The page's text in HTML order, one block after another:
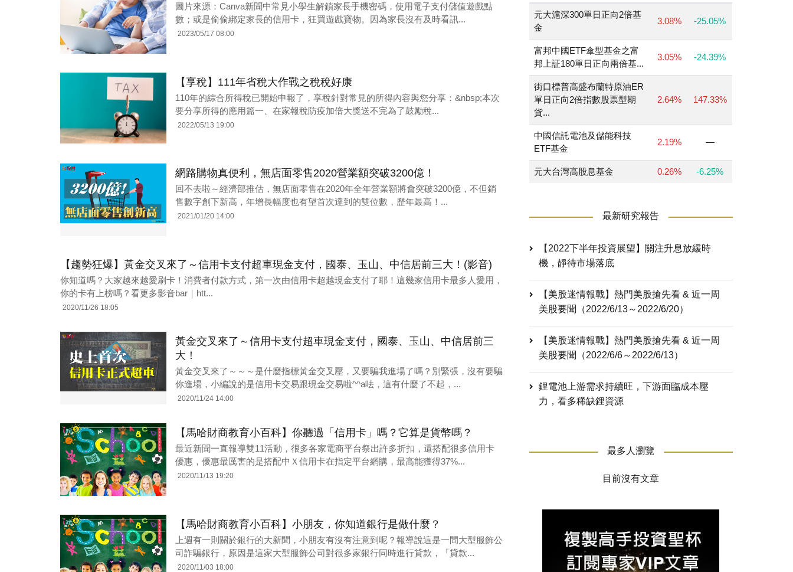
圖片來源：Canva新聞中常見小學生解鎖家長手機密碼，使用電子支付儲值遊戲點
數；或是偷偷綁定家長的信用卡，狂買遊戲寶物。因為家長沒有及時看訊...
2023/05/17 08:00
【享稅】111年省稅大作戰之稅稅好康
110年的綜合所得稅已開始申報了，享稅針對常見的所得內容與您分享：&nbsp;本次
要分享所得的應用篇一、在家報稅防疫加倍大獎送不完為了鼓勵稅...
2022/05/13 19:00
網路購物真便利，無店面零售2020營業額突破3200億！
回不去啦～經濟部推估，無店面零售在2020年全年營業額將會突破3200億，不但銷
售數字創下新高，年增長幅度也有望首次達到的雙位數，歷年最高！...
2021/01/20 14:00
【趨勢狂爆】黃金交叉來了～信用卡支付超車現金支付，國泰、玉山、中信居前三大！(影音)
你知道嗎？大家越來越愛刷卡！消費者付款方式，第一次由信用卡超越現金支付了耶！這幾家信用卡最多人愛用，
你的卡有上榜嗎？看更多影音bar｜htt...
2020/11/26 18:05
黃金交叉來了～信用卡支付超車現金支付，國泰、玉山、中信居前三
大！
黃金交叉來了～～～是什麼指標黃金交叉壓，又要騙我進場了嗎？別緊張，沒有要騙
你進場，小編說的是信用卡交易跟現金交易啦^^a呿，這有什麼了不起，...
2020/11/24 14:00
【馬哈財商教育小百科】你聽過「信用卡」嗎？它算是貨幣嗎？
最近新聞一直報導雙11活動，很多各家電商平台祭出許多折扣，還搭配很多信用卡
優惠，優惠最厲害的是搭配中Ｘ信用卡在指定平台網購，最高能獲得37%...
2020/11/13 19:20
【馬哈財商教育小百科】小朋友，你知道銀行是做什麼？
上週有一則關於銀行的大新聞，小朋友有沒有注意到呢？報導說這是一間大型服飾公
司詐騙銀行，原因是這家大型服飾公司對很多家銀行同時進行貸款，「貸款...
2020/11/03 18:00
元大滬深300單日正向2倍基
金
3.08% -25.05%
富邦中國ETF傘型基金之富
邦上証180單日正向兩倍基...
3.05% -24.39%
街口標普高盛布蘭特原油ER
單日正向2倍指數股票型期
貨...
2.64% 147.33%
中國信託電池及儲能科技
ETF基金
2.19% —
元大台灣高股息基金 0.26% -6.25%
最新研究報告
【2022下半年投資展望】關注升息放緩時
機，靜待市場落底
【美股迷情報戰】熱門美股搶先看 & 近一周
美股要聞（2022/6/13～2022/6/20）
【美股迷情報戰】熱門美股搶先看 & 近一周
美股要聞（2022/6/6～2022/6/13）
鋰電池上游需求持續旺，下游面臨成本壓
力，看多稀缺鋰資源
最多人瀏覽
目前沒有文章